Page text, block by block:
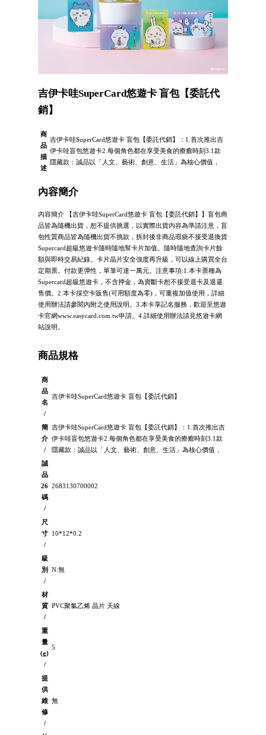
吉伊卡哇SuperCard悠遊卡 盲包【委託代
銷】
商
品
描
述
吉伊卡哇SuperCard悠遊卡 盲包【委託代銷】：1.首次推出吉
伊卡哇盲包悠遊卡2.每個角色都在享受美食的療癒時刻3.1款
隱藏款：誠品以「人文、藝術、創意、生活」為核心價值，
內容簡介
內容簡介 【吉伊卡哇SuperCard悠遊卡 盲包【委託代銷】】盲包商
品皆為隨機出貨，恕不提供挑選，以實際出貨內容為準請注意，盲
包性質商品皆為隨機出貨不挑款，拆封後非商品瑕疵不接受退換貨
Supercard超級悠遊卡隨時隨地幫卡片加值。隨時隨地查詢卡片餘
額與即時交易紀錄。卡片晶片安全強度再升級，可以線上購買全台
定期票。付款更彈性，單筆可達一萬元。注意事項:1.本卡票種為
Supercard超級悠遊卡，不含押金，為賣斷卡恕不接受退卡及退還
售價。2.本卡採空卡販售(可用額度為零)，可重複加值使用，詳細
使用辦法請參閱內附之使用說明。3.本卡享記名服務，歡迎至悠遊
卡官網www.easycard.com.tw申請。4.詳細使用辦法請見悠遊卡網
站說明。
商品規格
商
品
名
/
吉伊卡哇SuperCard悠遊卡 盲包【委託代銷】
簡
介
/
吉伊卡哇SuperCard悠遊卡 盲包【委託代銷】：1.首次推出吉
伊卡哇盲包悠遊卡2.每個角色都在享受美食的療癒時刻3.1款
隱藏款：誠品以「人文、藝術、創意、生活」為核心價值，
誠
品
26
碼
/
2683130700002
尺
寸
/
10*12*0.2
級
別
/
N:無
材
質
/
PVC聚氯乙烯 晶片 天線
重
量
(g)
/
5
提
供
維
修
/
無